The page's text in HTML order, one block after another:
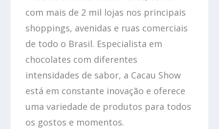
com mais de 2 mil lojas nos principais
shoppings, avenidas e ruas comerciais
de todo o Brasil. Especialista em
chocolates com diferentes
intensidades de sabor, a Cacau Show
está em constante inovação e oferece
uma variedade de produtos para todos
os gostos e momentos.